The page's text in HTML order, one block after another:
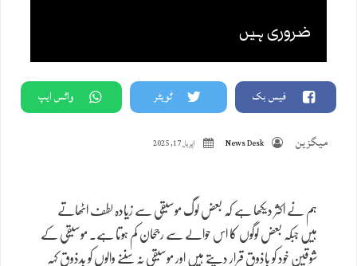
ضروری ہیں
فیس بک ٹویٹر واٹس ایپ
میگزین News Desk اپریل 17, 2025
ہم نے اکثر دیکھا ہے کہ بعض لوگ موسیقی سے زیادہ لطف اٹھاتے
ہیں جبکہ بعض لوگوں کا اس حوالے سے رجحان کم ہوتا ہے۔ موسیقی کے
شوقین خود کو باذوق قرار دیتے ہیں اور موسیقی نہ سننے والوں کو بدذوق کہہ